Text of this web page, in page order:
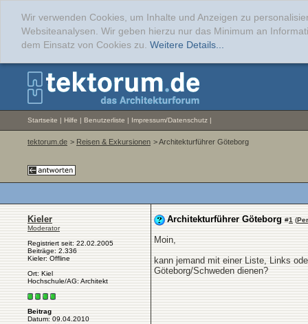
Wir verwenden Cookies, um Inhalte und Anzeigen zu
Websiteanalysen. Wir geben hierzu nur das Minimum an
dem Einsatz von Cookies zu. Weitere Details...
Startseite | Hilfe | Benutzerliste | Impressum/Datenschutz |
tektorum.de > Reisen & Exkursionen > Architekturführer Göteborg
Kieler
Moderator
Registriert seit: 22.02.2005
Beiträge: 2.336
Kieler: Offline
Ort: Kiel
Hochschule/AG: Architekt
Beitrag
Datum: 09.04.2010
Architekturführer Göteborg #1 (
Moin,
kann jemand mit einer Liste, Links
Göteborg/Schweden dienen?